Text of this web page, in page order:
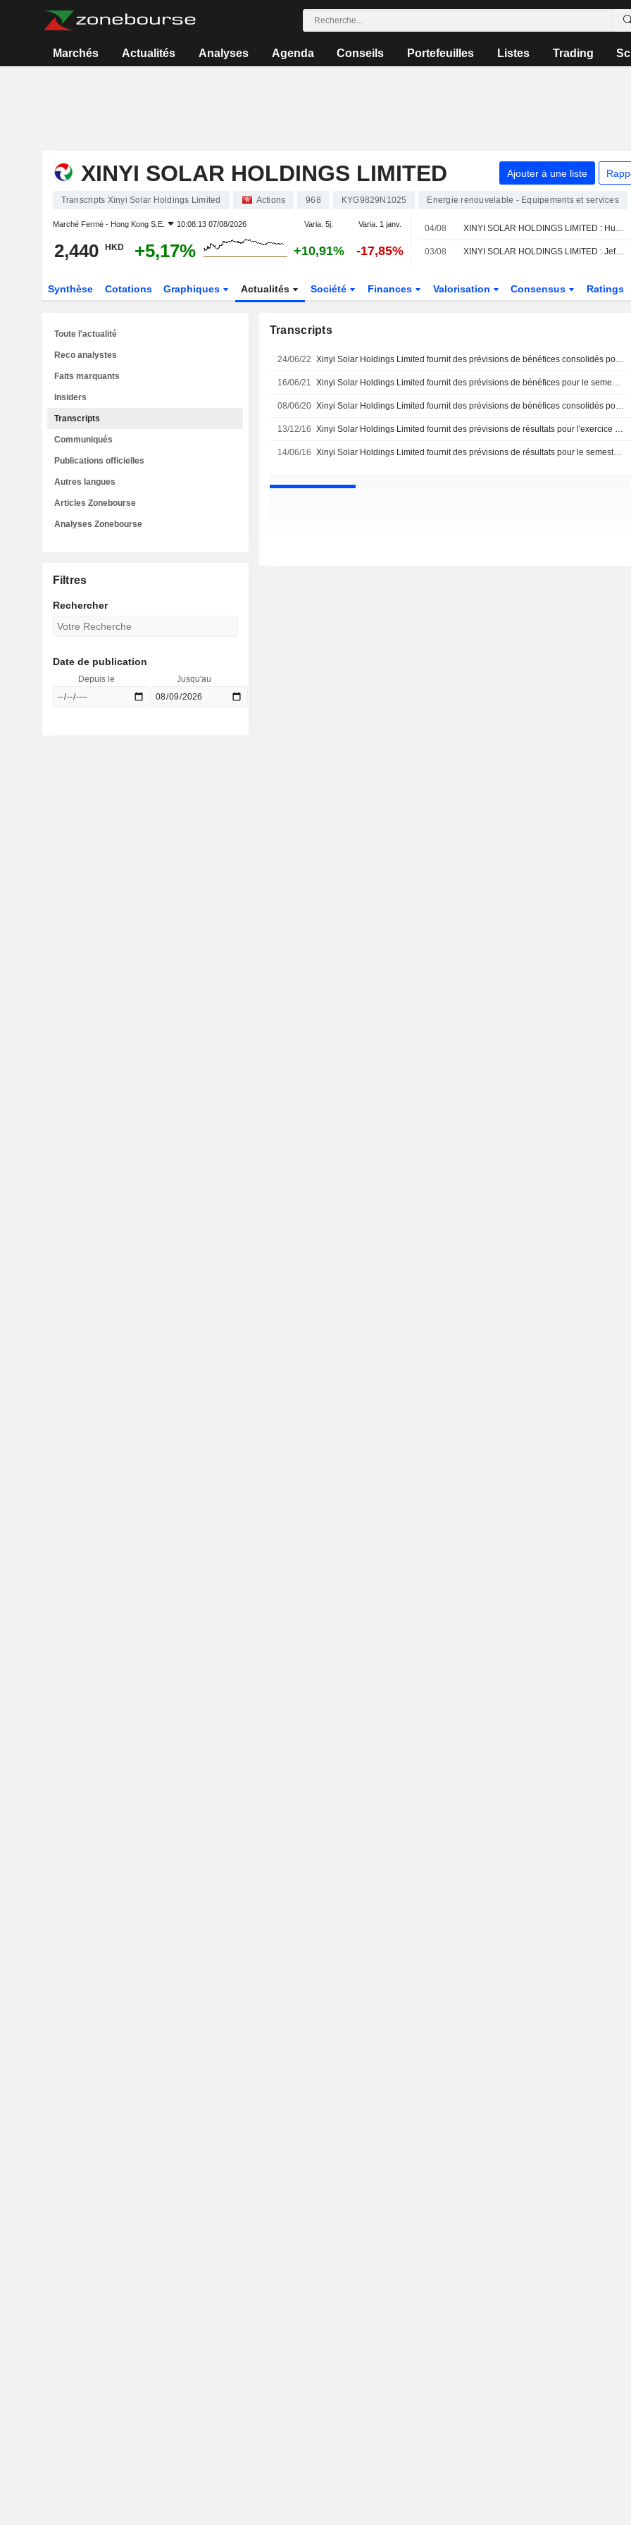
Marchés Actualités Analyses Agenda Conseils Portefeuilles Listes Trading
XINYI SOLAR HOLDINGS LIMITED Ajouter à une liste
Transcripts Xinyi Solar Holdings Limited Actions 968 KYG9829N1025 Energie renouvelable - Equipements et services
Marché Fermé - Hong Kong S.E. 10:08:13 07/08/2026 Varia. 5j. Varia. 1 janv.
2,440 HKD +5,17% +10,91% -17,85%
04/08 XINYI SOLAR HOLDINGS LIMITED : Huatai Research optimiste sur le dossier
03/08 XINYI SOLAR HOLDINGS LIMITED : Jefferies & Co. toujours positif
Synthèse Cotations Graphiques Actualités Société Finances Valorisation Consensus Ratings
Transcripts
24/06/22 Xinyi Solar Holdings Limited fournit des prévisions de bénéfices consolidés pour les six mois se terminant le 30 juin 2022
16/06/21 Xinyi Solar Holdings Limited fournit des prévisions de bénéfices pour le semestre se terminant le 30 juin 2021
08/06/20 Xinyi Solar Holdings Limited fournit des prévisions de bénéfices consolidés pour le semestre se terminant le 30 juin 2020
13/12/16 Xinyi Solar Holdings Limited fournit des prévisions de résultats pour l'exercice se terminant le 31 décembre 2016.
14/06/16 Xinyi Solar Holdings Limited fournit des prévisions de résultats pour le semestre se terminant le 30 juin 2016.
Toute l'actualité
Reco analystes
Faits marquants
Insiders
Transcripts
Communiqués
Publications officielles
Autres langues
Articles Zonebourse
Analyses Zonebourse
Filtres
Rechercher
Date de publication
Depuis le Jusqu'au